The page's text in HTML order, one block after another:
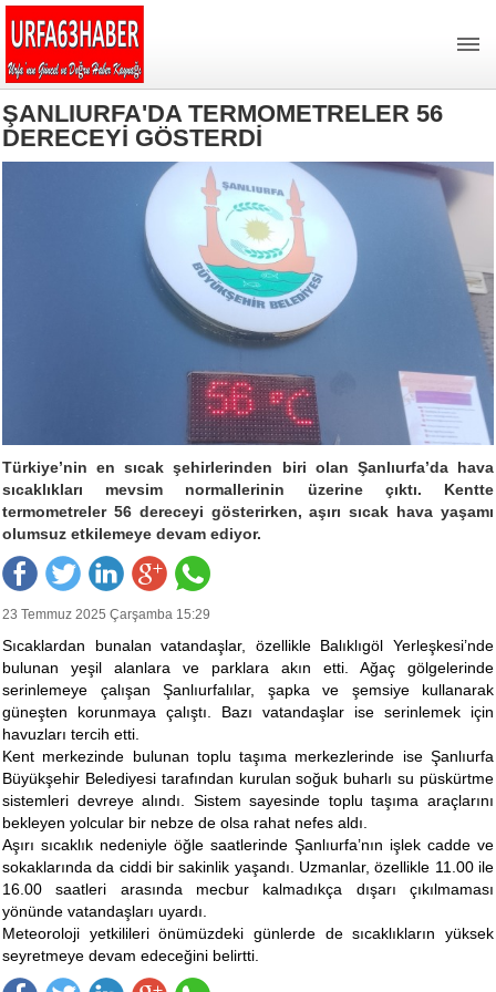
ŞANLIURFA'DA TERMOMETRELER 56
DERECEYİ GÖSTERDİ
Türkiye’nin en sıcak şehirlerinden biri olan Şanlıurfa’da hava
sıcaklıkları mevsim normallerinin üzerine çıktı. Kentte
termometreler 56 dereceyi gösterirken, aşırı sıcak hava yaşamı
olumsuz etkilemeye devam ediyor.
23 Temmuz 2025 Çarşamba 15:29
Sıcaklardan bunalan vatandaşlar, özellikle Balıklıgöl Yerleşkesi’nde
bulunan yeşil alanlara ve parklara akın etti. Ağaç gölgelerinde
serinlemeye çalışan Şanlıurfalılar, şapka ve şemsiye kullanarak
güneşten korunmaya çalıştı. Bazı vatandaşlar ise serinlemek için
havuzları tercih etti.
Kent merkezinde bulunan toplu taşıma merkezlerinde ise Şanlıurfa
Büyükşehir Belediyesi tarafından kurulan soğuk buharlı su püskürtme
sistemleri devreye alındı. Sistem sayesinde toplu taşıma araçlarını
bekleyen yolcular bir nebze de olsa rahat nefes aldı.
Aşırı sıcaklık nedeniyle öğle saatlerinde Şanlıurfa’nın işlek cadde ve
sokaklarında da ciddi bir sakinlik yaşandı. Uzmanlar, özellikle 11.00 ile
16.00 saatleri arasında mecbur kalmadıkça dışarı çıkılmaması
yönünde vatandaşları uyardı.
Meteoroloji yetkilileri önümüzdeki günlerde de sıcaklıkların yüksek
seyretmeye devam edeceğini belirtti.